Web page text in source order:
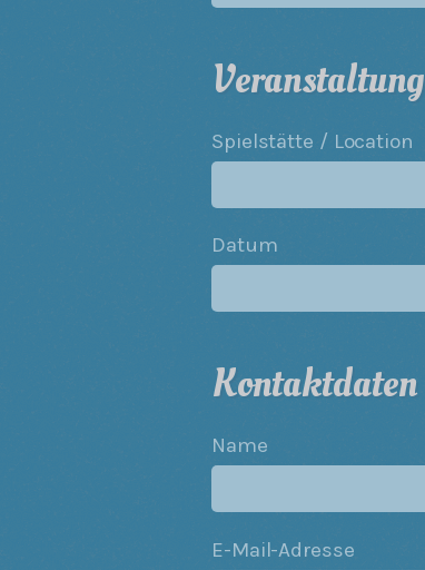
Veranstaltung
Spielstätte / Location
Datum
Kontaktdaten
Name
E-Mail-Adresse